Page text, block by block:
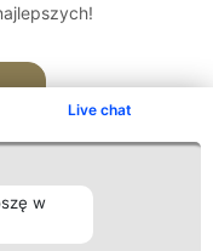
Live chat
w